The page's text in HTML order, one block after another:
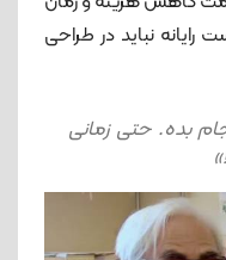
رایانه نباید در طراحی
بده. حتی زمانی